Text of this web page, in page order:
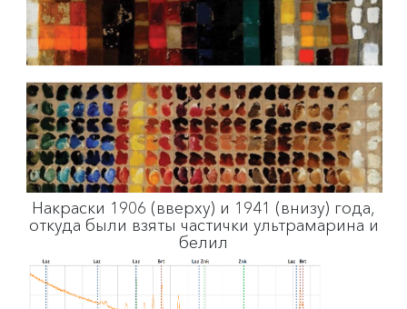
Накраски 1906 (вверху) и 1941 (внизу) года,
откуда были взяты частички ультрамарина и
белил